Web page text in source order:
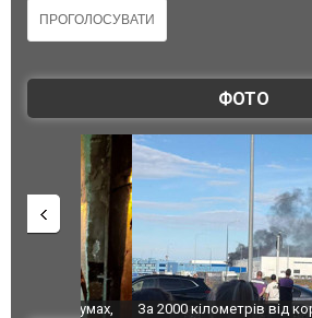
ФОТО
За 2000 кілометрів від кордону